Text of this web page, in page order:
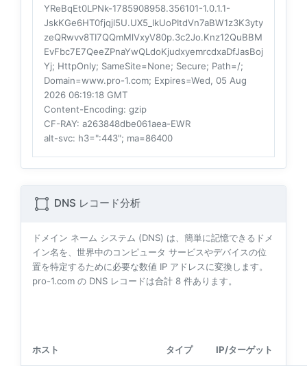
YReBqEt0LPNk-1785908958.356101-1.0.1.1-
JskKGe6HT0fjqjl5U.UX5_lkUoPItdVn7aBW1z3K3yty
zeQRwvv8TI7QQmMlVxyV80p.3c2Jo.Knz12QuBBM
EvFbc7E7QeeZPnaYwQLdoKjudxyemrcdxaDfJasBoj
Yj; HttpOnly; SameSite=None; Secure; Path=/;
Domain=www.pro-1.com; Expires=Wed, 05 Aug
2026 06:19:18 GMT
Content-Encoding: gzip
CF-RAY: a263848dbe061aea-EWR
alt-svc: h3=":443"; ma=86400
DNS レコード分析
ドメイン ネーム システム (DNS) は、簡単に記憶できるドメ
イン名を、世界中のコンピュータ サービスやデバイスの位
置を特定するために必要な数値 IP アドレスに変換します。
pro-1.com の DNS レコードは合計 8 件あります。
ホスト タイプ IP/ターゲット